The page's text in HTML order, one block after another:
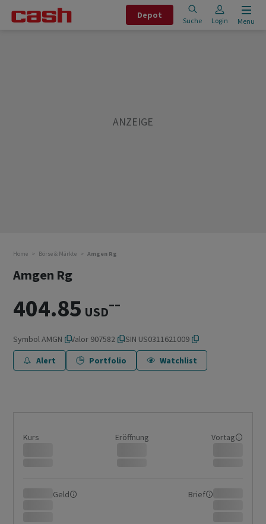
Depot
Suche Login Menu
Home Börse & Märkte Amgen Rg
Amgen Rg
404.85 USD––
SymbolAMGN Valor 907582 ISIN US0311621009
Alert
Portfolio Watchlist
Kurs Eröffnung Vortag
Geld Brief